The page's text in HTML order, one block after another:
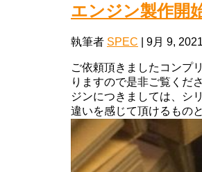
エンジン製作開
執筆者 SPEC 9月 9,
ご依頼頂きましたコンプ
りますので是非ご覧くだ
ジンにつきましては、シ
違いを感じて頂けるもの